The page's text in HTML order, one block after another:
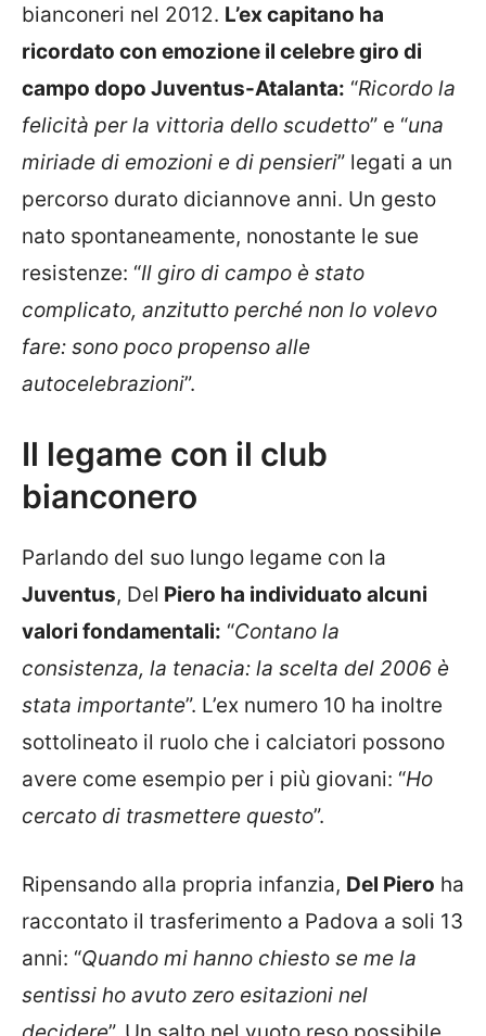
bianconeri nel 2012. L’ex capitano ha
ricordato con emozione il celebre giro di
campo dopo Juventus-Atalanta: “Ricordo la
felicità per la vittoria dello scudetto” e “una
miriade di emozioni e di pensieri” legati a un
percorso durato diciannove anni. Un gesto
nato spontaneamente, nonostante le sue
resistenze: “Il giro di campo è stato
complicato, anzitutto perché non lo volevo
fare: sono poco propenso alle
autocelebrazioni”.
Il legame con il club
bianconero
Parlando del suo lungo legame con la
Juventus, Del Piero ha individuato alcuni
valori fondamentali: “Contano la
consistenza, la tenacia: la scelta del 2006 è
stata importante”. L’ex numero 10 ha inoltre
sottolineato il ruolo che i calciatori possono
avere come esempio per i più giovani: “Ho
cercato di trasmettere questo”.
Ripensando alla propria infanzia, Del Piero ha
raccontato il trasferimento a Padova a soli 13
anni: “Quando mi hanno chiesto se me la
sentissi ho avuto zero esitazioni nel